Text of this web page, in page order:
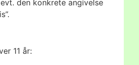
den konkrete angivelse
11 år: